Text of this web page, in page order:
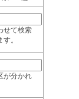
せて検索
。
が分かれ